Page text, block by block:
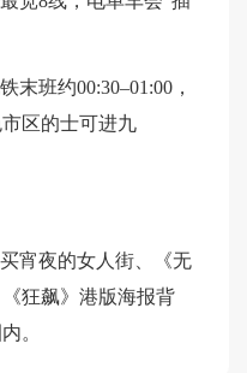
末班约00:30–01:00，
区的士可进九
宵夜的女人街、《无
狂飙》港版海报背
。